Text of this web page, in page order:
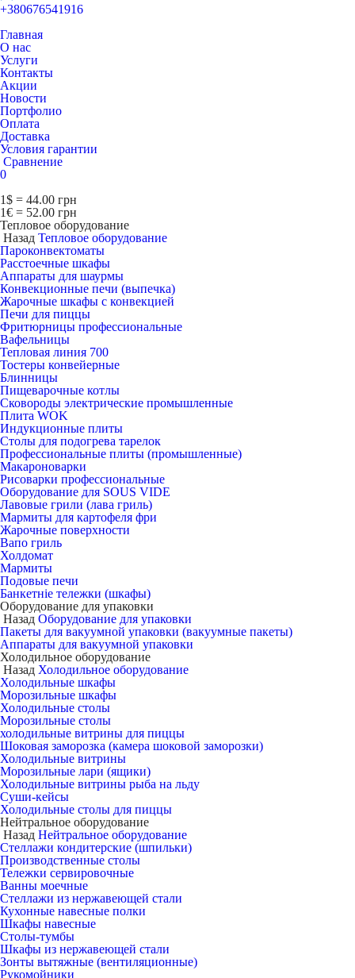
+380676541916
Главная
О нас
Услуги
Контакты
Акции
Новости
Портфолио
Оплата
Доставка
Условия гарантии
Сравнение
0
1$ = 44.00 грн
1€ = 52.00 грн
Тепловое оборудование
Назад Тепловое оборудование
Пароконвектоматы
Расcтоечные шкафы
Аппараты для шаурмы
Конвекционные печи (выпечка)
Жарочные шкафы с конвекцией
Печи для пиццы
Фритюрницы профессиональные
Вафельницы
Тепловая линия 700
Тостеры конвейерные
Блинницы
Пищеварочные котлы
Сковороды электрические промышленные
Плита WOK
Индукционные плиты
Столы для подогрева тарелок
Профессиональные плиты (промышленные)
Макароноварки
Рисоварки профессиональные
Оборудование для SOUS VIDE
Лавовые грили (лава гриль)
Мармиты для картофеля фри
Жарочные поверхности
Вапо гриль
Холдомат
Мармиты
Подовые печи
Банкетніе тележки (шкафы)
Оборудование для упаковки
Назад Оборудование для упаковки
Пакеты для вакуумной упаковки (вакуумные пакеты)
Аппараты для вакуумной упаковки
Холодильное оборудование
Назад Холодильное оборудование
Холодильные шкафы
Морозильные шкафы
Холодильные столы
Морозильные столы
холодильные витрины для пиццы
Шоковая заморозка (камера шоковой заморозки)
Холодильные витрины
Морозильные лари (ящики)
Холодильные витрины рыба на льду
Суши-кейсы
Холодильные столы для пиццы
Нейтральное оборудование
Назад Нейтральное оборудование
Стеллажи кондитерские (шпильки)
Производственные столы
Тележки сервировочные
Ванны моечные
Стеллажи из нержавеющей стали
Кухонные навесные полки
Шкафы навесные
Столы-тумбы
Шкафы из нержавеющей стали
Зонты вытяжные (вентиляционные)
Рукомойники